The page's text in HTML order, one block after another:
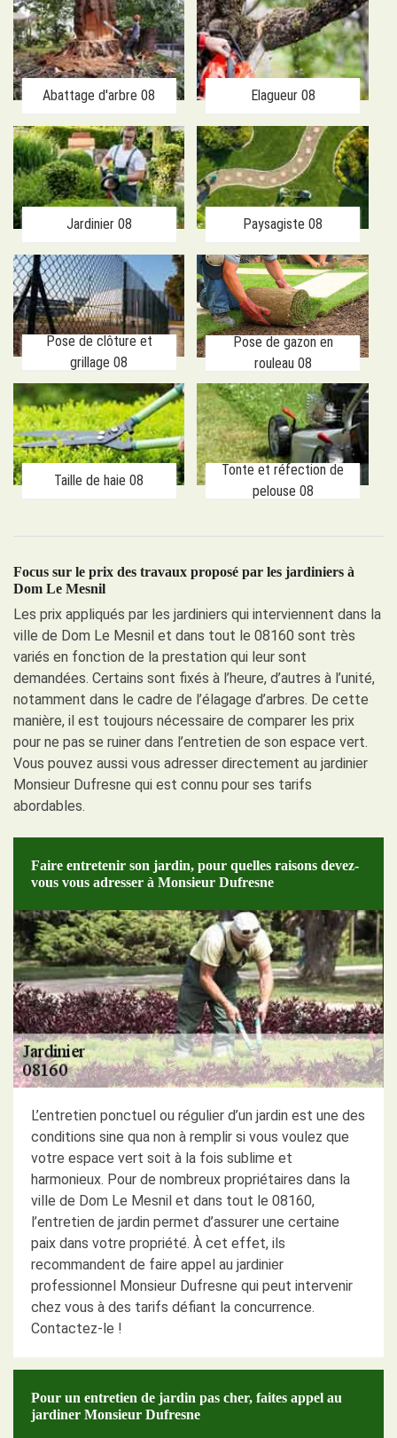
Abattage d'arbre 08 Elagueur 08
Jardinier 08 Paysagiste 08
Pose de clôture et
grillage 08
Pose de gazon en
rouleau 08
Taille de haie 08
Tonte et réfection de
pelouse 08
Focus sur le prix des travaux proposé par les jardiniers à
Dom Le Mesnil
Les prix appliqués par les jardiniers qui interviennent dans la
ville de Dom Le Mesnil et dans tout le 08160 sont très
variés en fonction de la prestation qui leur sont
demandées. Certains sont fixés à l’heure, d’autres à l’unité,
notamment dans le cadre de l’élagage d’arbres. De cette
manière, il est toujours nécessaire de comparer les prix
pour ne pas se ruiner dans l’entretien de son espace vert.
Vous pouvez aussi vous adresser directement au jardinier
Monsieur Dufresne qui est connu pour ses tarifs
abordables.
Faire entretenir son jardin, pour quelles raisons devez-
vous vous adresser à Monsieur Dufresne
L’entretien ponctuel ou régulier d’un jardin est une des
conditions sine qua non à remplir si vous voulez que
votre espace vert soit à la fois sublime et
harmonieux. Pour de nombreux propriétaires dans la
ville de Dom Le Mesnil et dans tout le 08160,
l’entretien de jardin permet d’assurer une certaine
paix dans votre propriété. À cet effet, ils
recommandent de faire appel au jardinier
professionnel Monsieur Dufresne qui peut intervenir
chez vous à des tarifs défiant la concurrence.
Contactez-le !
Pour un entretien de jardin pas cher, faites appel au
jardiner Monsieur Dufresne